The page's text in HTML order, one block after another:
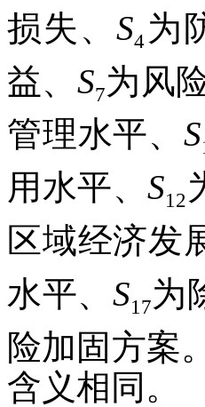
损失、S4 为
益、 S7为风
管理水平、S
用水平、S12
区域经济发
水平、 S17为
险加固方案
含义相同。